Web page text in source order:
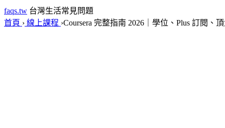
faqs.tw 台灣生活常見問題
首頁 › 線上課程 ›Coursera 完整指南 2026｜學位、Plus 訂閱、